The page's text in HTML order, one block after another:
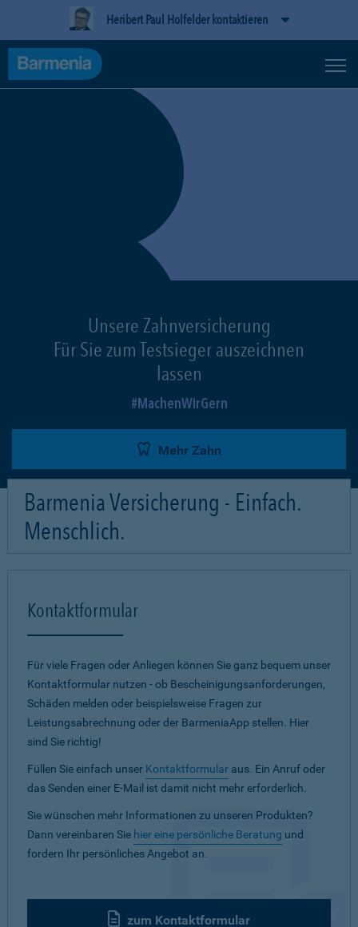
Heribert Paul Holfelder kontaktieren
Unsere Zahnversicherung
Für Sie zum Testsieger auszeichnen
lassen
MachenWirGern
Mehr Zahn
Barmenia Versicherung - Einfach.
Menschlich.
Kontaktformular
Für viele Fragen oder Anliegen können Sie ganz bequem unser
Kontaktformular nutzen - ob Bescheinigungsanforderungen,
Schäden melden oder beispielsweise Fragen zur
Leistungsabrechnung oder der BarmeniaApp stellen. Hier
sind Sie richtig!
Füllen Sie einfach unser Kontaktformular aus. Ein Anruf oder
das Senden einer E-Mail ist damit nicht mehr erforderlich.
Sie wünschen mehr Informationen zu unseren Produkten?
Dann vereinbaren Sie hier eine persönliche Beratung und
fordern Ihr persönliches Angebot an.
zum Kontaktformular